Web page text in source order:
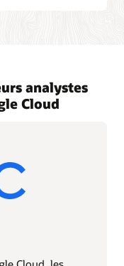
analystes
Cloud